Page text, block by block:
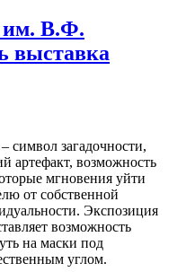
им. В.Ф.
выставка
символ загадочности,
артефакт, возможность
мгновения уйти
от собственной
Экспозиция
возможность
на маски под
углом.